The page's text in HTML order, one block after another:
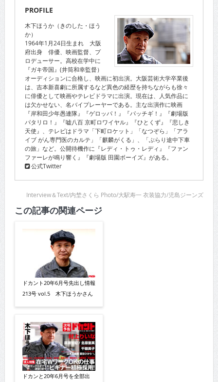
PROFILE
木下ほうか（きのした・ほう
か）
1964年1月24日生まれ 大阪
府出身 俳優、映画監督、プ
ロデューサー。高校在学中に
『ガキ帝国』(井筒和幸監督）
オーディションに合格し、映画に初出演。大阪芸術大学卒業後
は、吉本新喜劇に所属するなど異色の経歴を持ちながらも徐々
に俳優として映画やテレビドラマに出演。現在は、人気作品に
は欠かせない、名バイプレーヤーである。主な出演作に映画
『岸和田少年愚連隊』『ゲロッパ！』『パッチギ！』『劇場版
パタリロ！』『嘘八百 京町ロワイヤル』『ひとくず』『悲しき
天使』、テレビはドラマ「下町ロケット」「なつぞら」「アラ
イブ がん専門医のカルテ」「麒麟がくる」、「ぶらり途中下車
の旅」など。公開待機作に『レディ・トゥ・レディ』『ファン
ファーレが鳴り響く』『劇場版 田園ボーイズ』がある。
公式Twitter
Interview＆Text/内埜さくら Photo/大駅寿一 衣装協力/児島ジーンズ
この記事の関連ページ
ドカント20年6月号先出し情報
213号 vol.5 木下ほうかさん
ドカンと20年6月号を全部出